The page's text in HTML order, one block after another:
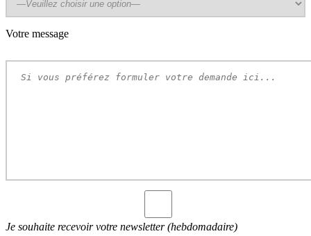
Votre message
Je souhaite recevoir votre newsletter (hebdomadaire)